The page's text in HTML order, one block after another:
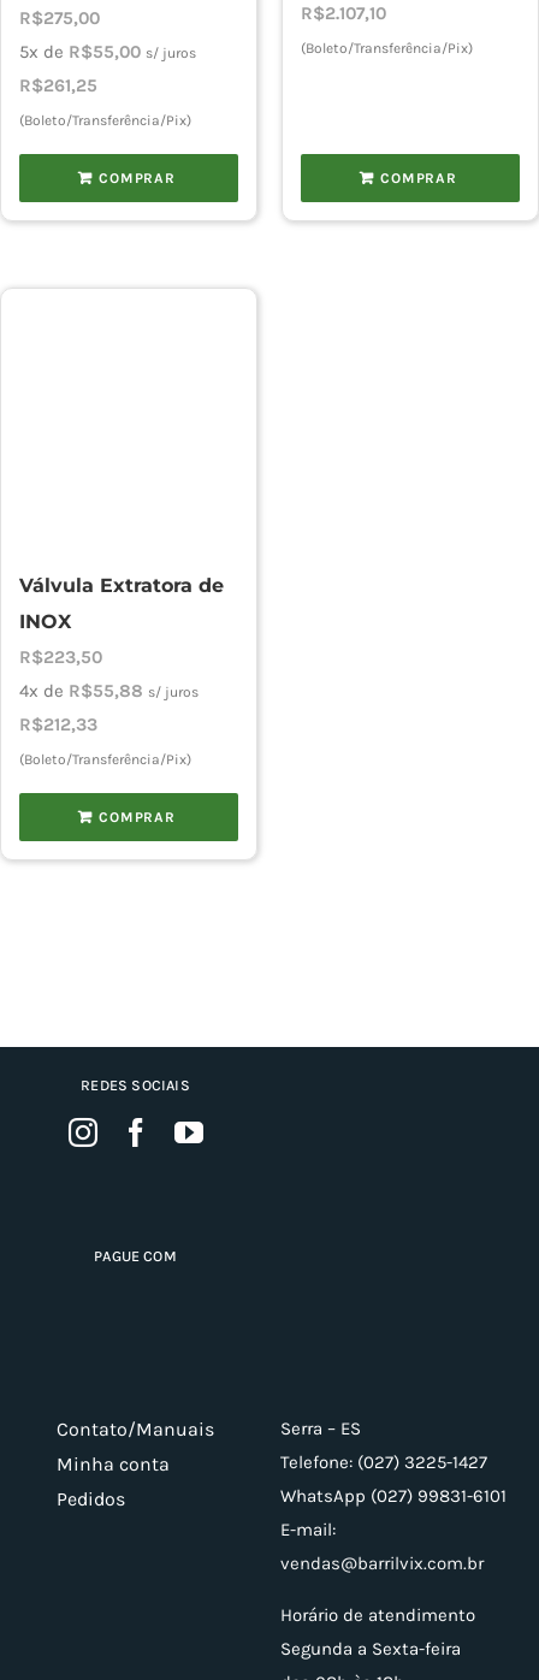
R$275,00
5x de R$55,00 s/ juros
R$261,25
(Boleto/Transferência/Pix)
COMPRAR
R$2.107,10
(Boleto/Transferência/Pix)
COMPRAR
Válvula Extratora de
INOX
R$223,50
4x de R$55,88 s/ juros
R$212,33
(Boleto/Transferência/Pix)
COMPRAR
REDES SOCIAIS
PAGUE COM
Contato/Manuais
Minha conta
Pedidos
Serra – ES
Telefone: (027) 3225-1427
WhatsApp (027) 99831-6101
E-mail:
vendas@barrilvix.com.br
Horário de atendimento
Segunda a Sexta-feira